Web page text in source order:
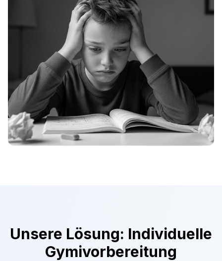
Unsere Lösung: Individuelle
Gymivorbereitung